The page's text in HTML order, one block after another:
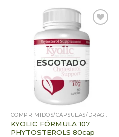
Adicionar
Favoritos
ESGOTADO
COMPRIMIDOS/CÁPSULAS/DRAGEIAS/PASTILHAS/GOMAS
KYOLIC FÓRMULA 107
PHYTOSTEROLS 80cap